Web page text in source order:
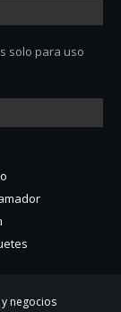
solo para uso
negocios